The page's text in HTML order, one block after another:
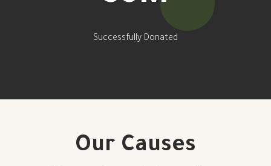
Successfully Donated
Our Causes